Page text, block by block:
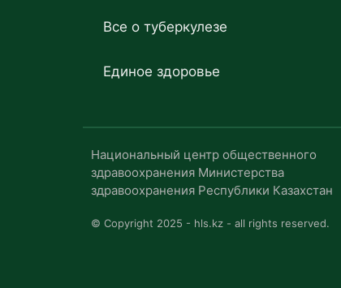
Все о туберкулезе
Единое здоровье
Национальный центр общественного
здравоохранения Министерства
здравоохранения Республики Казахстан
© Copyright 2025 - hls.kz - all rights reserved.